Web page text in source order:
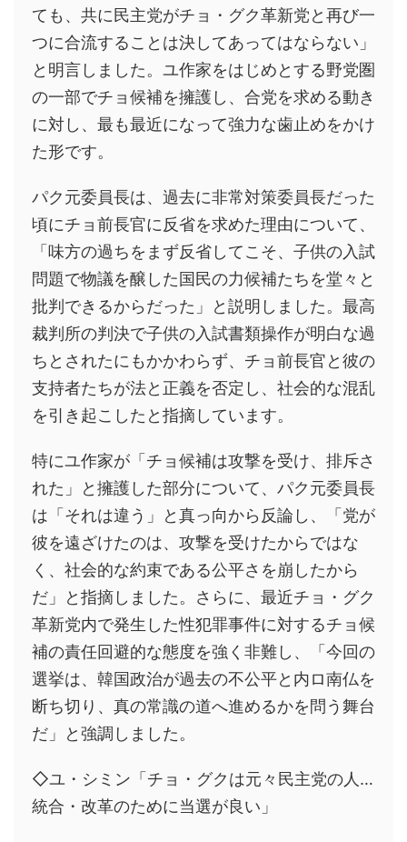
ても、共に民主党がチョ・グク革新党と再び一
つに合流することは決してあってはならない」
と明言しました。ユ作家をはじめとする野党圏
の一部でチョ候補を擁護し、合党を求める動き
に対し、最も最近になって強力な歯止めをかけ
た形です。
パク元委員長は、過去に非常対策委員長だった
頃にチョ前長官に反省を求めた理由について、
「味方の過ちをまず反省してこそ、子供の入試
問題で物議を醸した国民の力候補たちを堂々と
批判できるからだった」と説明しました。最高
裁判所の判決で子供の入試書類操作が明白な過
ちとされたにもかかわらず、チョ前長官と彼の
支持者たちが法と正義を否定し、社会的な混乱
を引き起こしたと指摘しています。
特にユ作家が「チョ候補は攻撃を受け、排斥さ
れた」と擁護した部分について、パク元委員長
は「それは違う」と真っ向から反論し、「党が
彼を遠ざけたのは、攻撃を受けたからではな
く、社会的な約束である公平さを崩したから
だ」と指摘しました。さらに、最近チョ・グク
革新党内で発生した性犯罪事件に対するチョ候
補の責任回避的な態度を強く非難し、「今回の
選挙は、韓国政治が過去の不公平と内ロ南仏を
断ち切り、真の常識の道へ進めるかを問う舞台
だ」と強調しました。
◇ユ・シミン「チョ・グクは元々民主党の人…
統合・改革のために当選が良い」